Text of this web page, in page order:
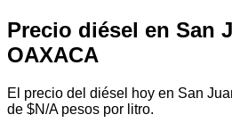
Precio diésel en San
OAXACA
El precio del diésel hoy en San
de $N/A pesos por litro.